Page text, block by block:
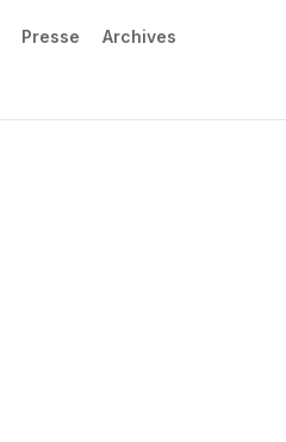
Presse Archives